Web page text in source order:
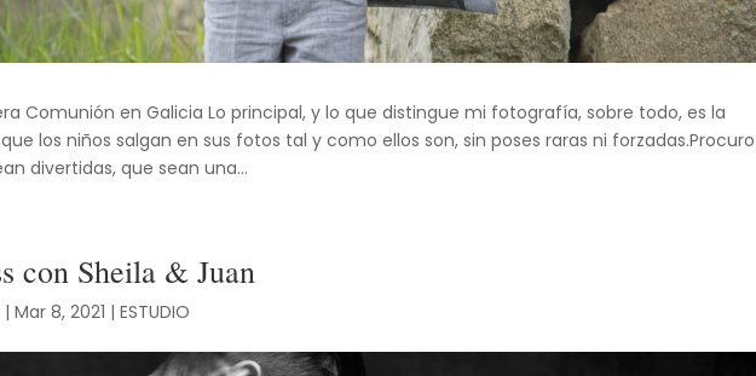
Comunión en Galicia Lo principal, y lo que distingue mi fotografía, sobre todo, es la
los niños salgan en sus fotos tal y como ellos son, sin poses raras ni forzadas.Procuro
divertidas, que sean una...
con Sheila & Juan
|Mar 8, 2021 |ESTUDIO